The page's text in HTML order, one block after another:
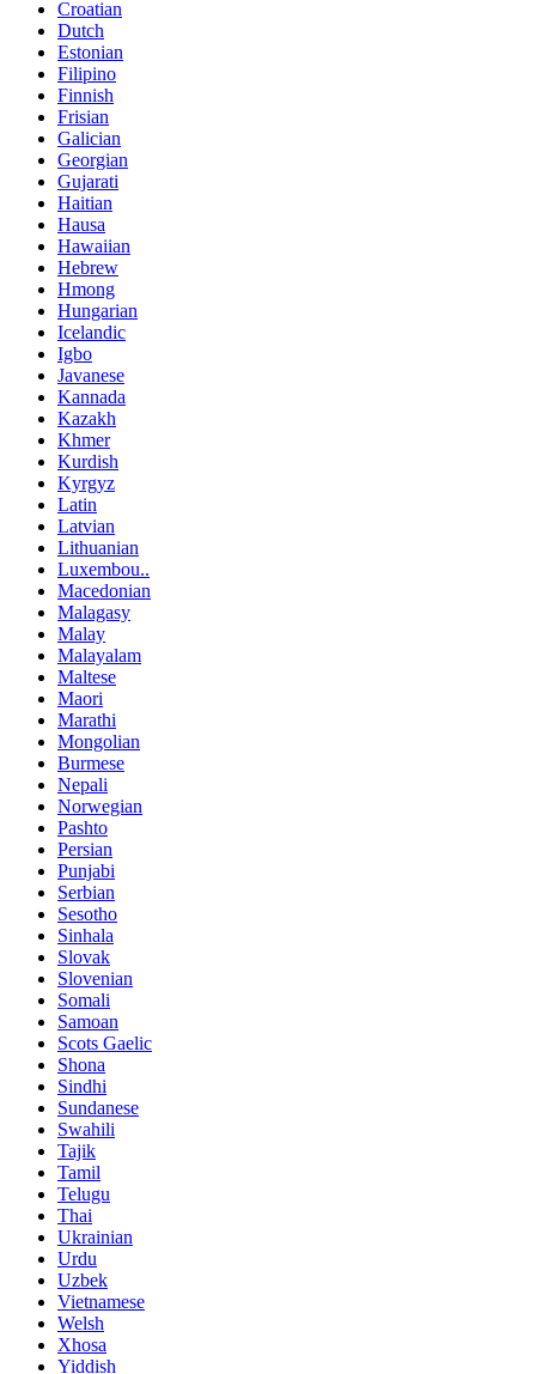
Croatian
Dutch
Estonian
Filipino
Finnish
Frisian
Galician
Georgian
Gujarati
Haitian
Hausa
Hawaiian
Hebrew
Hmong
Hungarian
Icelandic
Igbo
Javanese
Kannada
Kazakh
Khmer
Kurdish
Kyrgyz
Latin
Latvian
Lithuanian
Luxembou..
Macedonian
Malagasy
Malay
Malayalam
Maltese
Maori
Marathi
Mongolian
Burmese
Nepali
Norwegian
Pashto
Persian
Punjabi
Serbian
Sesotho
Sinhala
Slovak
Slovenian
Somali
Samoan
Scots Gaelic
Shona
Sindhi
Sundanese
Swahili
Tajik
Tamil
Telugu
Thai
Ukrainian
Urdu
Uzbek
Vietnamese
Welsh
Xhosa
Yiddish